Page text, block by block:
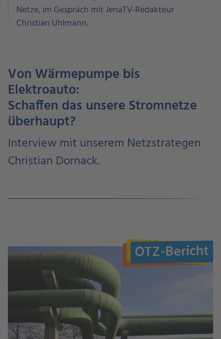
Netze, im Gespräch mit JenaTV-Redakteur
Christian Uhlmann.
Von Wärmepumpe bis
Elektroauto:
Schaffen das unsere Stromnetze
überhaupt?
Interview mit unserem Netzstrategen
Christian Dornack.
OTZ-Bericht